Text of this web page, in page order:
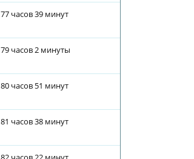
77 часов 39 минут
79 часов 2 минуты
80 часов 51 минут
81 часов 38 минут